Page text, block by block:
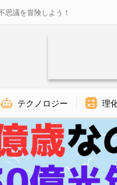
思議を冒険しよう！
テクノロジー 理